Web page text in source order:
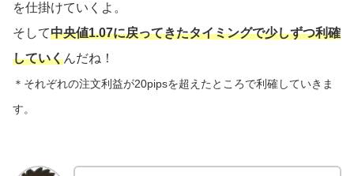
を仕掛けていくよ。
そして中央値1.07に戻ってきたタイミングで少しずつ利確
していくんだね！
＊それぞれの注文利益が20pipsを超えたところで利確していきま
す。